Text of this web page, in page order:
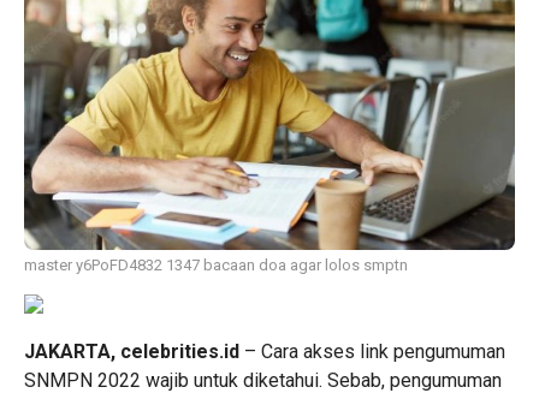
master y6PoFD4832 1347 bacaan doa agar lolos smptn
JAKARTA, celebrities.id – Cara akses link pengumuman
SNMPN 2022 wajib untuk diketahui. Sebab, pengumuman